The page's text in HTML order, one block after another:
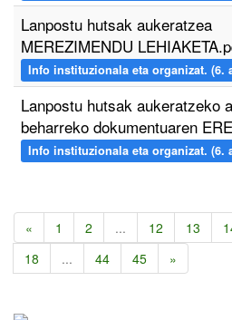
Lanpostu hutsak aukeratzea
MEREZIMENDU
Info instituzionala eta organizat. (6.
Lanpostu hutsak aukeratzeko
beharreko dokumentuaren
Info instituzionala eta organizat. (6.
« 1 2 ... 12 13
18
... 44 45 »